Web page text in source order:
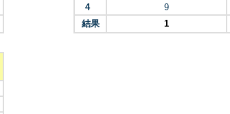
4
9
結果
1